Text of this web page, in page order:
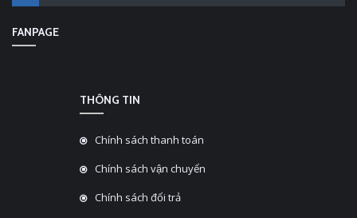
FANPAGE
THÔNG TIN
Chính sách thanh toán
Chính sách vận chuyển
Chính sách đổi trả